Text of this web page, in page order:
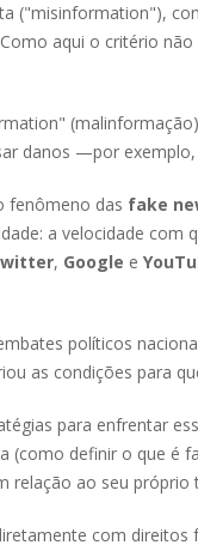
("misinformation"),
aqui o critério
danos —por
fenômeno das fake
a velocidade com
, Google e
políticos
as condições para
para enfrentar
(como definir o que é
relação ao seu próprio
com